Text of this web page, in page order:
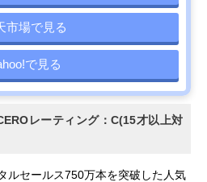
市場で見る
で見る
レーティング：C(15才以上対
ルセールス750万本を突破した人気